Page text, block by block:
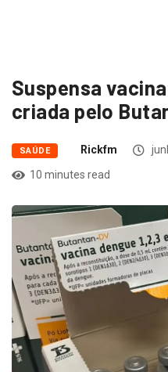
Suspensa
criada pelo
SAÚDE Rickfm
10 minutes read